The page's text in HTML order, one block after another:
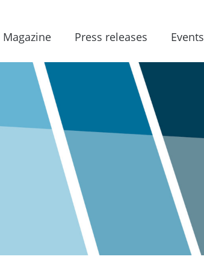
Magazine Press releases Events